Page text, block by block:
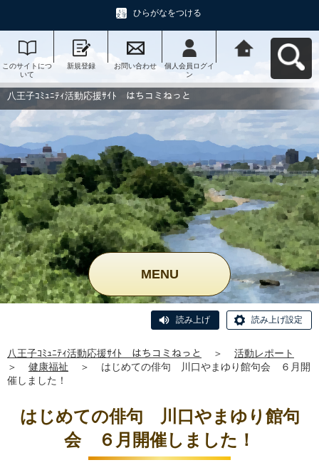
ひらがなをつける
このサイトにつ
いて
新規登録 お問い合わせ
個人会員ログイ
ン
動応援ｻｲﾄ はち
コミねっとへ戻
八王子ｺﾐｭﾆﾃｨ活動応援ｻｲﾄ はちコミねっと
MENU
読み上げ 読み上げ設定
八王子ｺﾐｭﾆﾃｨ活動応援ｻｲﾄ はちコミねっと ＞
活動レポート
＞
健康福祉 ＞
はじめての俳句 川口やまゆり館句会 ６月開
催しました！
はじめての俳句 川口やまゆり館句
会 ６月開催しました！